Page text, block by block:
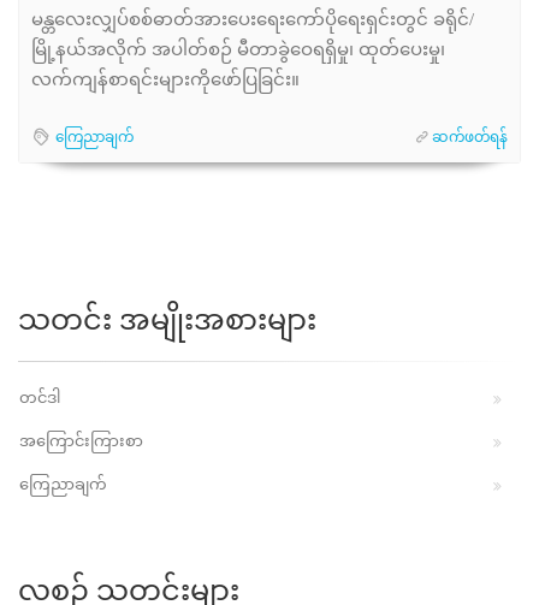
မန္တလေးလျှပ်စစ်ဓာတ်အားပေးရေးကော်ပိုရေးရှင်းတွင် ခရိုင်/
မြို့နယ်အလိုက် အပါတ်စဉ် မီတာခွဲဝေရရှိမှု၊ ထုတ်ပေးမှု၊
လက်ကျန်စာရင်းများကိုဖော်ပြခြင်း။
ကြေညာချက် ဆက်ဖတ်ရန်
သတင်း အမျိုးအစားများ
တင်ဒါ
အကြောင်းကြားစာ
ကြေညာချက်